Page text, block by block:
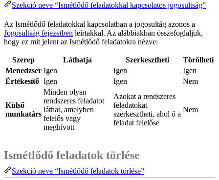
Szekció neve “Ismétlődő feladatokkal kapcsolatos jogosultság”
Az Ismétlődő feladatokkal kapcsolatban a jogosultág azonos a
Jogosultság fejezetben leírtakkal. Az alábbiakban összefoglaljuk,
hogy ez mit jelent az Ismétlődő feladatokra nézve:
Szerep Láthatja Szerkesztheti
Törölheti
Menedzser Igen Igen
Igen
Értékesítő Igen Igen Nem
Külső
munkatárs
Minden olyan
rendszeres feladatot
láthat, amelyben
felelős vagy
meghívott
Azokat a rendszeres
feladatokat
szerkesztheti, ahol ő a
feladat felelőse
Nem
Ismétlődő feladatok törlése
Szekció neve “Ismétlődő feladatok törlése”